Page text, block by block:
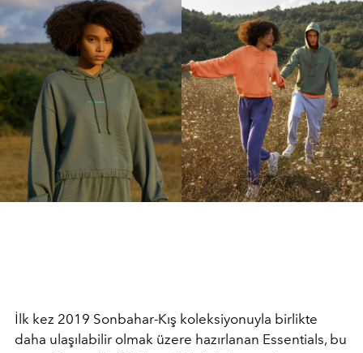
İlk kez 2019 Sonbahar-Kış koleksiyonuyla birlikte
daha ulaşılabilir olmak üzere hazırlanan Essentials, bu